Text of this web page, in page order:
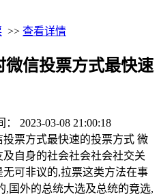
>> 查看详情
微信投票方式最快速
： 2023-03-08 21:00:18
投票方式最快速的投票方式 微
自身的社会社会社会社交关
可非议的,拉票这类方法在事
,国外的总统大选及总统的竟选,